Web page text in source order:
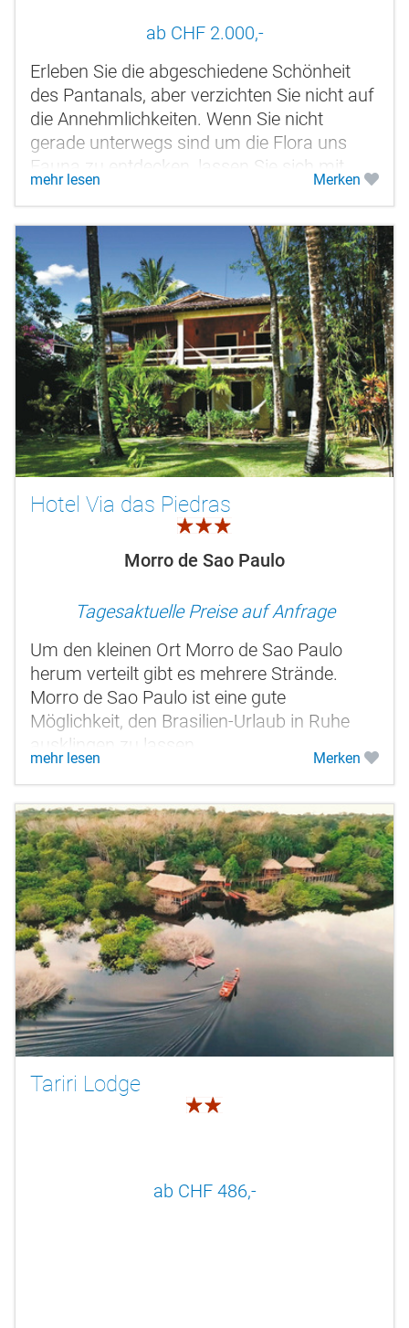
ab CHF 2.000,-
Erleben Sie die abgeschiedene Schönheit
des Pantanals, aber verzichten Sie nicht auf
die Annehmlichkeiten. Wenn Sie nicht
gerade unterwegs sind um die Flora uns
Fauna zu entdecken, lassen Sie sich mit
bestem Essen und einer gemütlichen...
mehr lesen Merken
Hotel Via das Piedras
3.0
Morro de Sao Paulo
Tagesaktuelle Preise auf Anfrage
Um den kleinen Ort Morro de Sao Paulo
herum verteilt gibt es mehrere Strände.
Morro de Sao Paulo ist eine gute
Möglichkeit, den Brasilien-Urlaub in Ruhe
ausklingen zu lassen.
mehr lesen Merken
Tariri Lodge
2.0
ab CHF 486,-